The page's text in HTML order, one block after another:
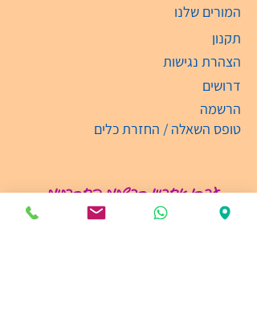
המורים שלנו
תקנון
הצהרת נגישות
דרושים
הרשמה
טופס השאלה / החזרת כלים
עקבו אחרינו ברשתות החברתיות